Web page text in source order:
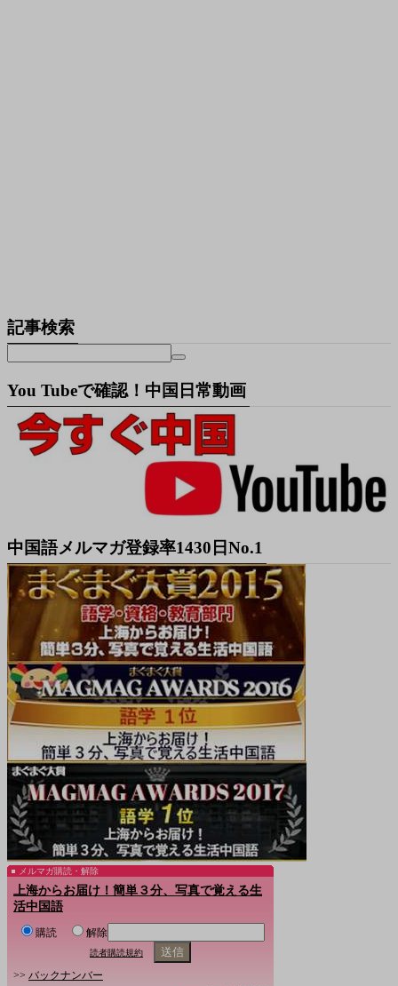
記事検索
You Tubeで確認！中国日常動画
中国語メルマガ登録率1430日No.1
メルマガ購読・解除
上海からお届け！簡単３分、写真で覚える生
活中国語
購読 解除
読者購読規約
>> バックナンバー